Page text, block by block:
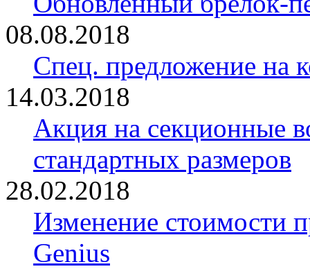
08.08.2018
Спец. предложение на
14.03.2018
Акция на секционные
стандартных размеров
28.02.2018
Изменение стоимости
Genius